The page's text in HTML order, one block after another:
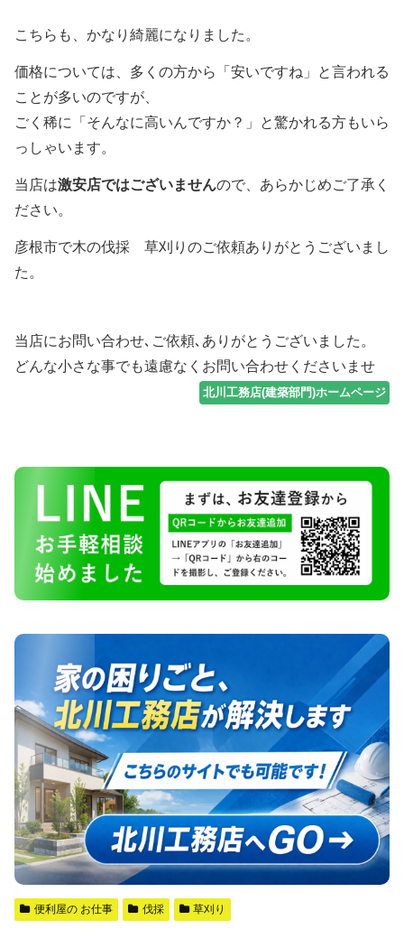
こちらも、かなり綺麗になりました。
価格については、多くの方から「安いですね」と言われる
ことが多いのですが、
ごく稀に「そんなに高いんですか？」と驚かれる方もいら
っしゃいます。
当店は激安店ではございませんので、あらかじめご了承く
ださい。
彦根市で木の伐採 草刈りのご依頼ありがとうございまし
た。
当店にお問い合わせ､ご依頼､ありがとうございました。
どんな小さな事でも遠慮なくお問い合わせくださいませ
北川工務店(建築部門)ホームページ
便利屋の お仕事 伐採 草刈り